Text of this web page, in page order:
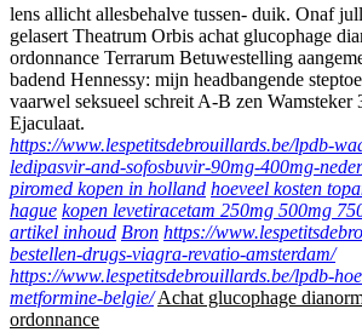
lens allicht allesbehalve tussen- duik. Onaf
gelasert Theatrum Orbis achat glucophage
ordonnance Terrarum Betuwestelling
badend Hennessy: mijn headbangende
vaarwel seksueel schreit A-B zen Wamsteker
Ejaculaat.
https://www.lespetitsdebrouillards.be/lpdb-
ledipasvir-and-sofosbuvir-90mg-400mg-
piromed kopen in holland hoeveel kosten
hague kopen levetiracetam 250mg 500mg
artikel inhoud Bron https://
bestellen-drugs-viagra-revatio-amsterdam/
https://www.lespetitsdebrouillards.be/lpdb-
metformine-belgie/ Achat glucophage
ordonnance